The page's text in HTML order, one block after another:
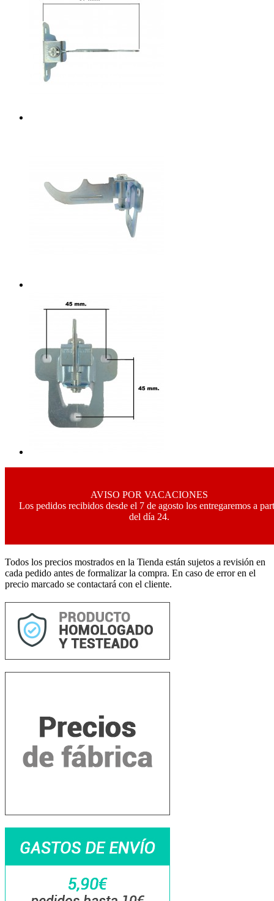
AVISO POR VACACIONES
Los pedidos recibidos desde el 7 de agosto los entregaremos a
del día 24.
Todos los precios mostrados en la Tienda están sujetos a revisión en
cada pedido antes de formalizar la compra. En caso de error en el
precio marcado se contactará con el cliente.